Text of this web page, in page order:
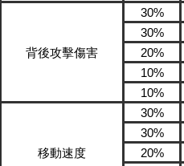
背後攻擊傷害
30%
30%
20%
10%
10%
移動速度
30%
30%
20%